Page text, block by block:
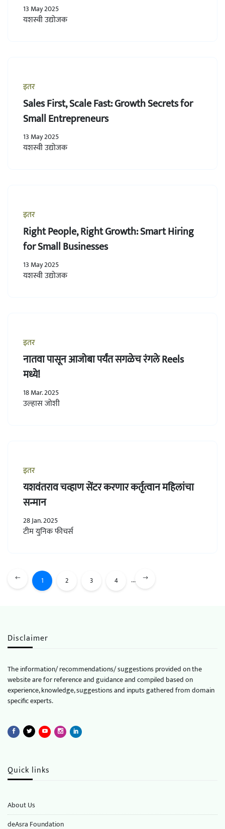
13 May 2025
यशस्वी उद्योजक
इतर
Sales First, Scale Fast: Growth Secrets for
Small Entrepreneurs
13 May 2025
यशस्वी उद्योजक
इतर
Right People, Right Growth: Smart Hiring
for Small Businesses
13 May 2025
यशस्वी उद्योजक
इतर
नातवा पासून आजोबा पर्यंत सगळेच रंगले Reels
मध्ये!
18 Mar. 2025
उल्हास जोशी
इतर
यशवंतराव चव्हाण सेंटर करणार कर्तृत्वान महिलांचा
सन्मान
28 Jan. 2025
टीम युनिक फीचर्स
1 2 3 4 ...
Disclaimer
The information/ recommendations/ suggestions provided on the
website are for reference and guidance and compiled based on
experience, knowledge, suggestions and inputs gathered from domain
specific experts.
Quick links
About Us
deAsra Foundation